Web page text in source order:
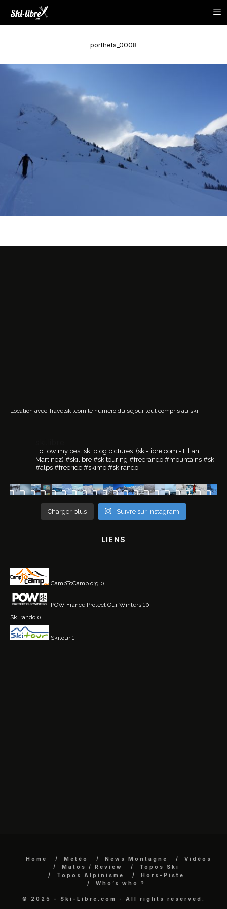
porthets_0008
Location avec Travelski.com le numéro du séjour tout compris au ski.
Follow my best ski blog pictures. (ski-libre.com - Lilian
Martinez) #skilibre #skitouring #freerando #mountains #ski
#alps #freeride #skimo #skirando
Charger plus Suivre sur Instagram
LIENS
CampToCamp.org 0
POW France Protect Our Winters 10
Ski rando 0
Skitour1
Home Météo News Montagne
Vidéos
Matos / Review
Topos Ski
Topos Alpinisme
Hors-Piste
Who’s who ?
© 2025 - Ski-Libre.com - All rights reserved.